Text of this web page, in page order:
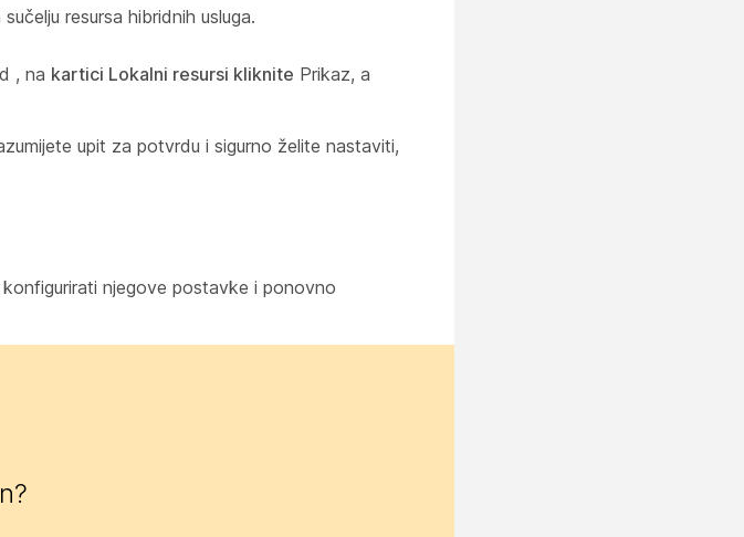
resursa hibridnih usluga.
, na kartici Lokalni resursi kliknite Prikaz, a
upit za potvrdu i sigurno želite nastaviti,
njegove postavke i ponovno